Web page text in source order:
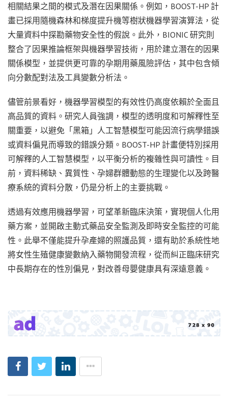
相關結果之間的模式及潛在因果關係。例如，BOOST-HP 計
畫已採用隨機森林和梯度提升機等樹狀機器學習演算法，從
大量資料中探勘藥物安全性的假說。此外，BIONIC 研究則
整合了因果推論框架與機器學習技術，用於建立潛在的因果
關係模型，並提供更可靠的孕期用藥風險評估，其中包含傾
向分數配對法及工具變數分析法。
儘管前景看好，機器學習模型的有效性仍高度依賴於全面且
高品質的資料。研究人員強調，模型的透明度和可解釋性至
關重要，以避免「黑箱」人工智慧模型可能因流行病學錯誤
或資料偏見而導致的錯誤分類。BOOST-HP 計畫便特別採用
可解釋的人工智慧模型，以平衡分析的複雜性與可讀性。目
前，資料稀缺、異質性、孕婦群體動態的生理變化以及跨醫
療系統的資料分散，仍是分析上的主要挑戰。
透過有效應用機器學習，可望革新臨床決策，實現個人化用
藥方案，並開啟主動式藥品安全監測及即時安全監控的可能
性。此舉不僅能提升孕產婦的照護品質，還有助於系統性地
將女性生殖健康變數納入藥物開發流程，從而糾正臨床研究
中長期存在的性別偏見，對改善母嬰健康具有深遠意義。